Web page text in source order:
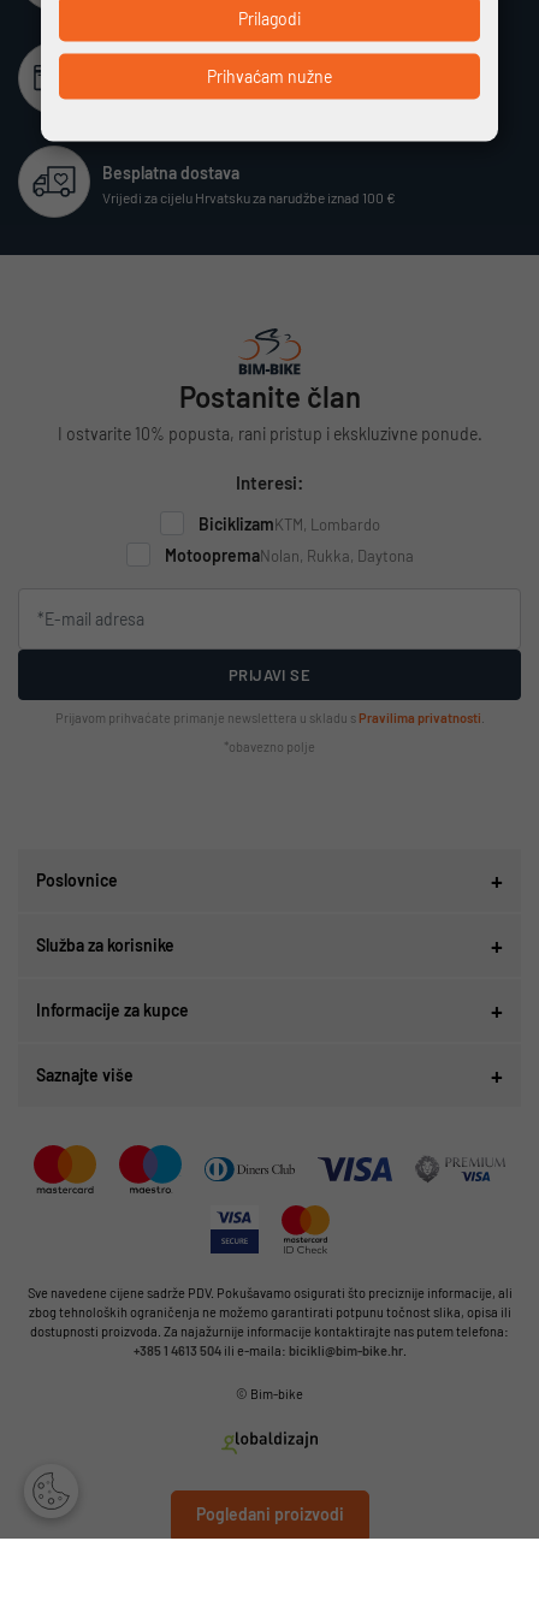
Pogledani proizvodi
Beskamatno plaćanje
Besplatna dostava
Vrijedi za cijelu Hrvatsku za narudžbe iznad 100 €
Postanite član
I ostvarite 10% popusta, rani pristup i ekskluzivne ponude.
Interesi:
BiciklizamKTM, Lombardo
MotoopremaNolan, Rukka, Daytona
PRIJAVI SE
Prijavom prihvaćate primanje newslettera u skladu s Pravilima privatnosti
*obavezno polje
Poslovnice
Služba za korisnike
Informacije za kupce
Saznajte više
Sve navedene cijene sadrže PDV. Pokušavamo osigurati što preciznije informacije, ali
zbog tehnoloških ograničenja ne možemo garantirati potpunu točnost slika, opisa ili
dostupnosti proizvoda. Za najažurnije informacije kontaktirajte nas putem telefona:
+385 1 4613 504ili e-maila: bicikli@bim-bike.hr.
© Bim-bike
Prihvaćam nužne
Prilagodi